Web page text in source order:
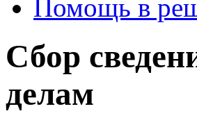
Помощь в
Сбор
делам